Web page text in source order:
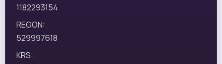
1182293154
REGON:
529997618
KRS: